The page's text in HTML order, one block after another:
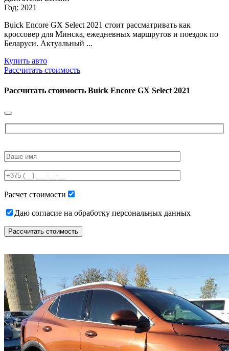
Год: 2021
Buick Encore GX Select 2021 стоит рассматривать как
кроссовер для Минска, ежедневных маршрутов и поездок по
Беларуси. Актуальный ...
Купить авто
Рассчитать стоимость
Рассчитать стоимость Buick Encore GX Select 2021
leave
field
empty.
Расчет стоимости
Даю согласие на обработку персональных данных